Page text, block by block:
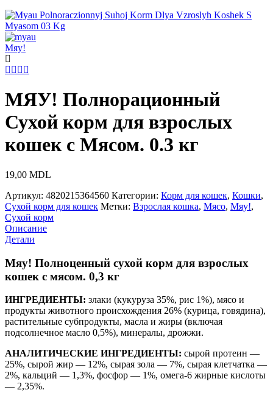
Мяу!
МЯУ! Полнорационный
Сухой корм для взрослых
кошек с Мясом. 0.3 кг
19,00 MDL
Артикул: 4820215364560 Категории: Корм для кошек, Кошки,
Сухой корм для кошек Метки: Взрослая кошка, Мясо, Мяу!,
Сухой корм
Описание
Детали
Мяу! Полноценный сухой корм для взрослых
кошек с мясом. 0,3 кг
ИНГРЕДИЕНТЫ: злаки (кукуруза 35%, рис 1%), мясо и
продукты животного происхождения 26% (курица, говядина),
растительные субпродукты, масла и жиры (включая
подсолнечное масло 0,5%), минералы, дрожжи.
АНАЛИТИЧЕСКИЕ ИНГРЕДИЕНТЫ: сырой протеин —
25%, сырой жир — 12%, сырая зола — 7%, сырая клетчатка —
2%, кальций — 1,3%, фосфор — 1%, омега-6 жирные кислоты
— 2,35%.